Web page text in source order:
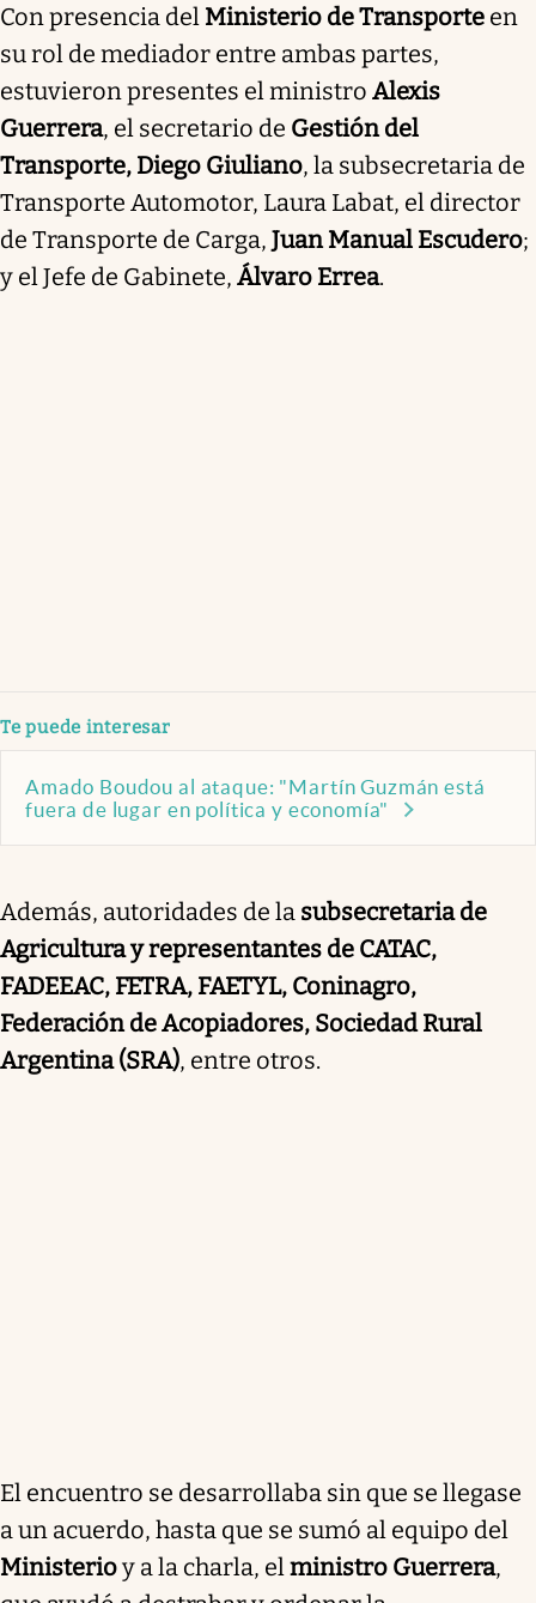
Con presencia del Ministerio de Transporte en
su rol de mediador entre ambas partes,
estuvieron presentes el ministro Alexis
Guerrera, el secretario de Gestión del
Transporte, Diego Giuliano, la subsecretaria de
Transporte Automotor, Laura Labat, el director
de Transporte de Carga, Juan Manual Escudero;
y el Jefe de Gabinete, Álvaro Errea.
Te puede interesar
Amado Boudou al ataque: "Martín Guzmán está
fuera de lugar en política y economía"
Además, autoridades de la subsecretaria de
Agricultura y representantes de CATAC,
FADEEAC, FETRA, FAETYL, Coninagro,
Federación de Acopiadores, Sociedad Rural
Argentina (SRA), entre otros.
El encuentro se desarrollaba sin que se llegase
a un acuerdo, hasta que se sumó al equipo del
Ministerioy a la charla, elministro Guerrera,